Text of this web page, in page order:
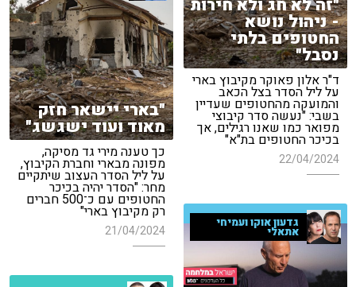
"זה לא חג ולא חירות
- ניהול נושא
החטופים בלתי
נסבל"
ד"ר אלון פאוקר מקיבוץ בארי
על ליל הסדר בצל הכאב
והמועקה מהחטופים שעדיין
בשבי: "נעשה סדר קיבוצי
מפואר כמו שאנו רגילים, אך
בכיכר החטופים בת"א"
22/04/2024
"בארי יישאר חזק
מאוד ועוד ישגשג"
כך טענה מירי גד מסיקה,
מפונה מבארי וחברת הקיבוץ,
על ליל הסדר העצוב שיתקיים
מחר: "הסדר יהיה בכיכר
החטופים עם כ־500 חברים
רק מקיבוץ בארי"
21/04/2024 גדעון אוקו ועמיחי
אתאלי